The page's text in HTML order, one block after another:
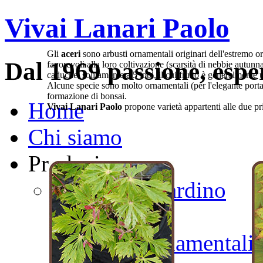
Vivai Lanari Paolo
Dal 1969 passione,
Home
Chi siamo
Produzione
Alberi da Giardino
Aceri
Alberi Ornamentali
Gli aceri sono arbusti ornamentali originari dell'estremo
favorevoli alla loro coltivazione (scarsità di nebbie
caduche, solitamente a 5 lobi, il cui frutto è generalmente
Alcune specie sono molto ornamentali (per l'elegante
formazione di bonsai.
Vivai Lanari Paolo propone varietà appartenti alle due